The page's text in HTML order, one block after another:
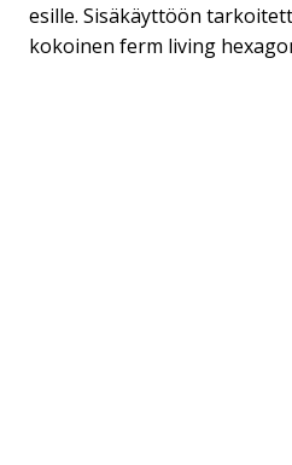
esille. Sisäkäyttöön
kokoinen ferm living